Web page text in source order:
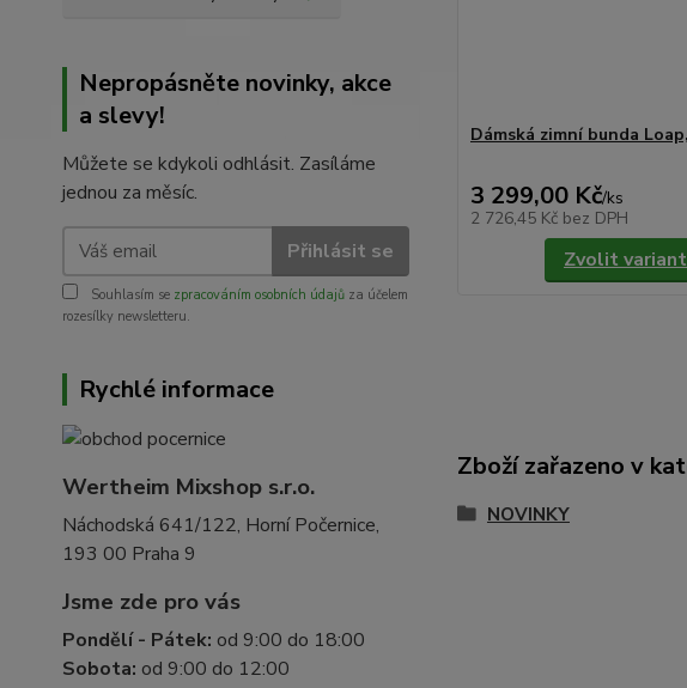
Nepropásněte novinky, akce
a slevy!
Můžete se kdykoli odhlásit. Zasíláme
jednou za měsíc.
Přihlásit se
Souhlasím se zpracováním osobních údajů za účelem
rozesílky newsletteru.
Rychlé informace
Wertheim Mixshop s.r.o.
Náchodská 641/122, Horní Počernice,
193 00 Praha 9
Jsme zde pro vás
Pondělí - Pátek: od 9:00 do 18:00
Sobota: od 9:00 do 12:00
Dámská zimní bunda
3 299,00 Kč/ks
2 726,45 Kč bez DPH
Zvolit
Zboží zařazeno v
NOVINKY